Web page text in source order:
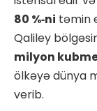
80 %‑ni təmin
Qaliley
milyon
ölkəyə dünya
verib.